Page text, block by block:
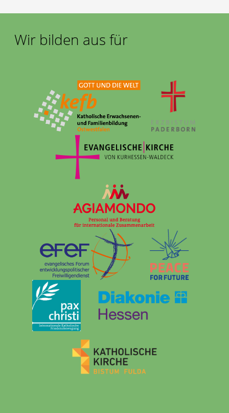
Wir bilden aus für